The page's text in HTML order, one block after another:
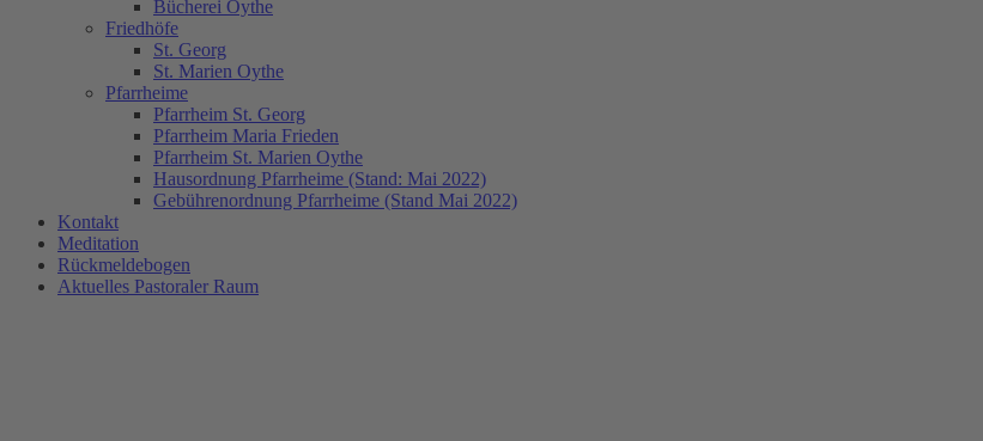
Bücherei Oythe
Friedhöfe
St. Georg
St. Marien Oythe
Pfarrheime
Pfarrheim St. Georg
Pfarrheim Maria Frieden
Pfarrheim St. Marien Oythe
Hausordnung Pfarrheime (Stand: Mai 2022)
Gebührenordnung Pfarrheime (Stand Mai 2022)
Kontakt
Meditation
Rückmeldebogen
Aktuelles Pastoraler Raum